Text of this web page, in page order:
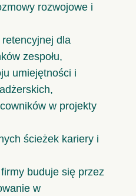
rozwojowe i
dla
zespołu,
umiejętności i
w projekty
ścieżek kariery i
buduje się przez
w